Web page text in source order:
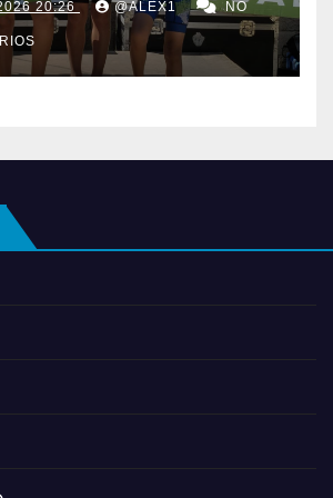
de acuatlón
20:26 @ALEX1 NO